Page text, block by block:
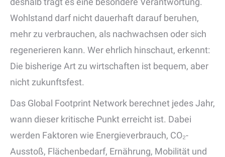
Wohlstand darf nicht dauerhaft darauf beruhen,
mehr zu verbrauchen, als nachwachsen oder sich
regenerieren kann. Wer ehrlich hinschaut, erkennt:
Die bisherige Art zu wirtschaften ist bequem, aber
nicht zukunftsfest.
Das Global Footprint Network berechnet jedes Jahr,
wann dieser kritische Punkt erreicht ist. Dabei
werden Faktoren wie Energieverbrauch, CO₂-
Ausstoß, Flächenbedarf, Ernährung, Mobilität und